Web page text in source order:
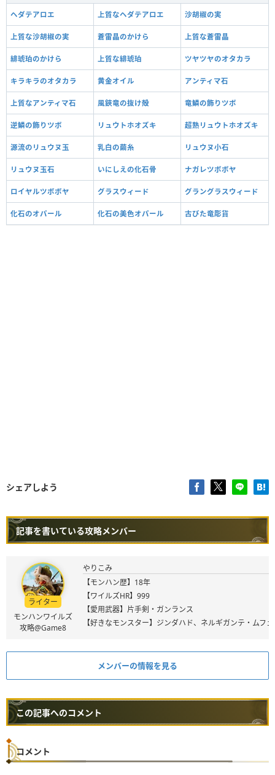
ヘダテアロエ 上質なヘダテアロエ 沙胡椒の実
上質な沙胡椒の実 蒼雷晶のかけら 上質な蒼雷晶
緋琥珀のかけら 上質な緋琥珀 ツヤツヤのオタカラ
キラキラのオタカラ 黄金オイル アンティマ石
上質なアンティマ石 風鋏竜の抜け殻 竜鱗の飾りツボ
逆鱗の飾りツボ リュウトホオズキ 超熟リュウトホオズキ
源流のリュウヌ玉 乳白の繭糸 リュウヌ小石
リュウヌ玉石 いにしえの化石骨 ナガレツボボヤ
ロイヤルツボボヤ グラスウィード グラングラスウィード
化石のオパール 化石の美色オパール 古びた竜彫貨
シェアしよう
記事を書いている攻略メンバー
ライター
モンハンワイルズ
攻略@Game8
やりこみ
【モンハン歴】18年
【ワイルズHR】999
【愛用武器】片手剣・ガンランス
【好きなモンスター】ジンダハド、ネルギガンテ・ムフ
メンバーの情報を見る
この記事へのコメント
コメント